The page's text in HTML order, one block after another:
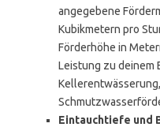
angegebene
Kubikmetern pro
Förderhöhe in
Leistung zu deinem
Eintauchtiefe und